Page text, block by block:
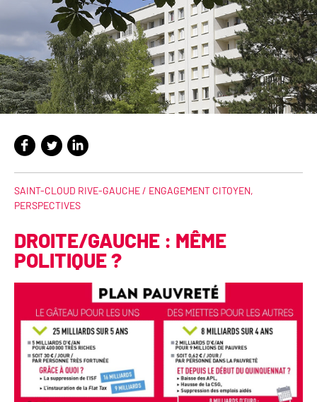
SAINT-CLOUD RIVE-GAUCHE / ENGAGEMENT CITOYEN,
PERSPECTIVES
DROITE/GAUCHE : MÊME
POLITIQUE ?